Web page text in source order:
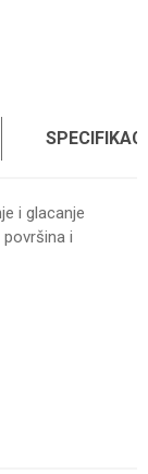
i glacanje
i